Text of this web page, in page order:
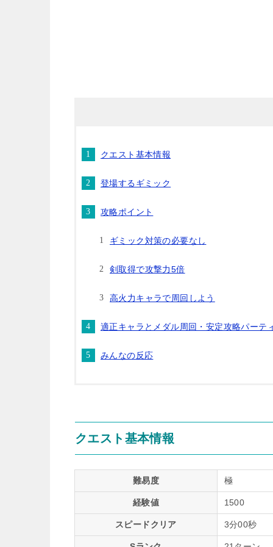
クエスト基本情報
登場するギミック
攻略ポイント
ギミック対策の必要なし
剣取得で攻撃力5倍
高火力キャラで周回しよう
適正キャラとメダル周回・安定攻略パーテ
みんなの反応
クエスト基本情報
難易度 極
経験値 1500
スピードクリア 3分00秒